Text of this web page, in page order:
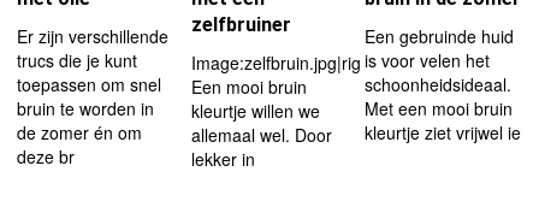
Er zijn verschillende
trucs die je kunt
toepassen om snel
bruin te worden in
de zomer én om
deze br
zelfbruiner
Image:zelfbruin.jpg|right|thumb|180px
Een mooi bruin
kleurtje willen we
allemaal wel. Door
lekker in
Een gebruinde huid
is voor velen het
schoonheidsideaal.
Met een mooi bruin
kleurtje ziet vrijwel ie